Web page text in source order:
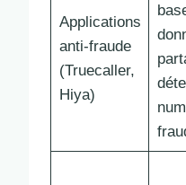
Applications
anti-fraude
(Truecaller,
Hiya)